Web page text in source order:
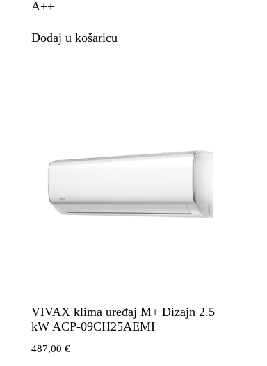
A++
Dodaj u košaricu
VIVAX klima uređaj M+ Dizajn 2.5
kW ACP-09CH25AEMI
487,00€